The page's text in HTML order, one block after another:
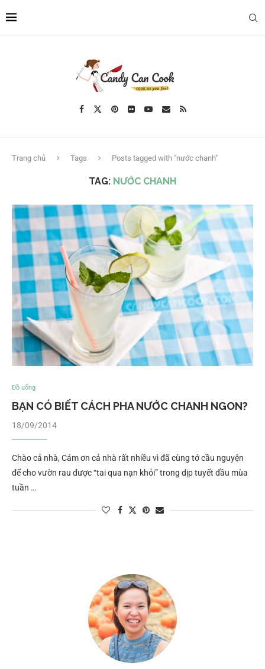
Trang chủ Tags Posts tagged with "nước chanh"
TAG: NƯỚC CHANH
Đồ uống
BẠN CÓ BIẾT CÁCH PHA NƯỚC CHANH NGON?
18/09/2014
Chào cả nhà, Cám ơn cả nhà rất nhiều vì đã cùng tớ cầu nguyện
để cho vườn rau được “tai qua nạn khỏi” trong dịp tuyết đầu mùa
tuần …